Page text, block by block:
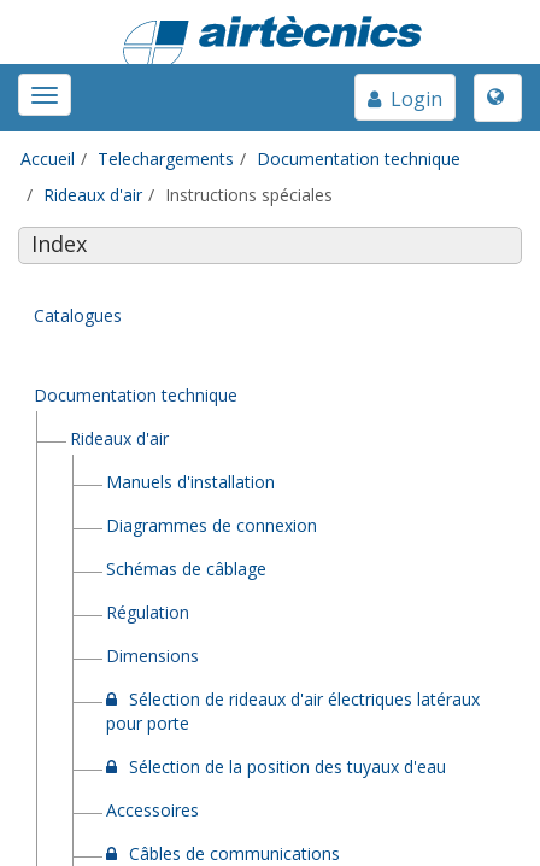
Toggle
navigation
Toggle
Login
Accueil Telechargements
Documentation technique
Rideaux d'air
Instructions spéciales
Index
Catalogues
Documentation technique
Rideaux d'air
Manuels d'installation
Diagrammes de connexion
Schémas de câblage
Régulation
Dimensions
Sélection de rideaux d'air électriques latéraux
pour porte
Sélection de la position des tuyaux d'eau
Accessoires
Câbles de communications